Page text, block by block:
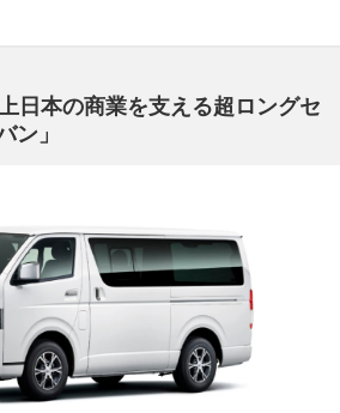
日本の商業を支える超ロングセ
ン」